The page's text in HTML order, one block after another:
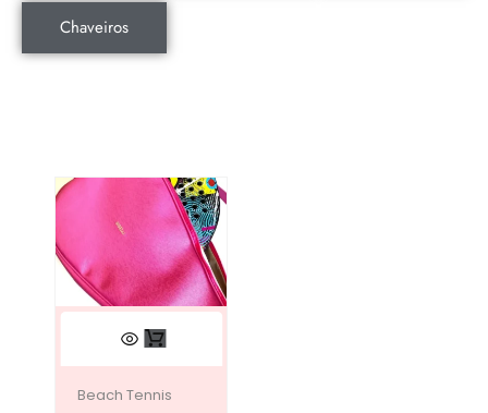
Chaveiros
Este
produto
tem
Beach Tennis